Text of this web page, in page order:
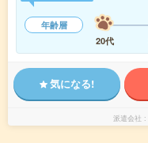
年齢層
20代
気になる!
派遣会社